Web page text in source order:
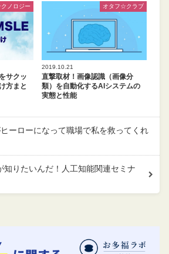
クノロジー
サクッ
方まと
オタフ☆クラブ
2019.10.21
直撃取材！画像認識（画像分
類）を自動化するAIシステムの
実態と性能
ーローになって職場で私を救ってくれ
知りたいんだ！人工知能関連セミナ